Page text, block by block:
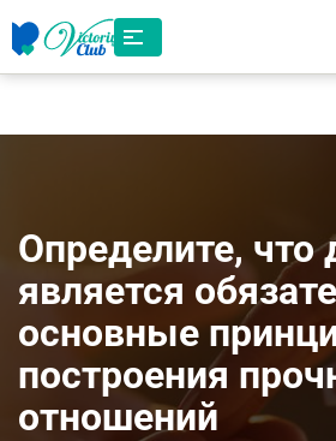
Определите, что
является
основные
построения
отношений